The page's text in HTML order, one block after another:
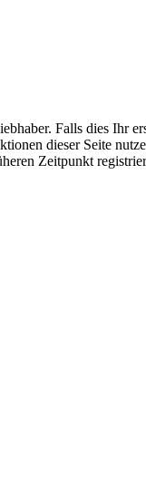
Falls dies Ihr
dieser Seite
Zeitpunkt